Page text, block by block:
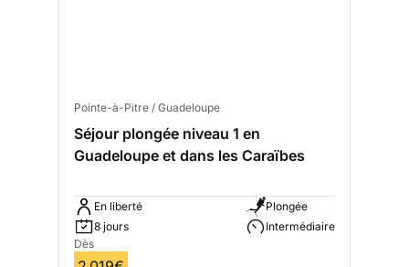
Pointe-à-Pitre / Guadeloupe
Séjour plongée niveau 1 en
Guadeloupe et dans les Caraïbes
En liberté
8 jours
Plongée
Intermédiaire
Dès